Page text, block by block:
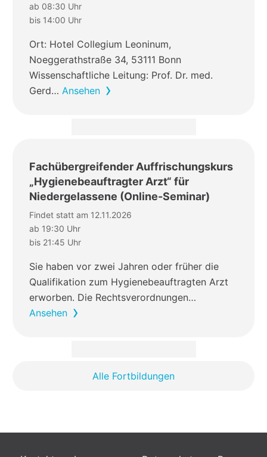
ab 08:30 Uhr
bis 14:00 Uhr
Ort: Hotel Collegium Leoninum,
Noeggerathstraße 34, 53111 Bonn
Wissenschaftliche Leitung: Prof. Dr. med.
Gerd… Ansehen
Fachübergreifender Auffrischungskurs
„Hygienebeauftragter Arzt“ für
Niedergelassene (Online-Seminar)
Findet statt am 12.11.2026
ab 19:30 Uhr
bis 21:45 Uhr
Sie haben vor zwei Jahren oder früher die
Qualifikation zum Hygienebeauftragten Arzt
erworben. Die Rechtsverordnungen…
Ansehen
Alle Fortbildungen